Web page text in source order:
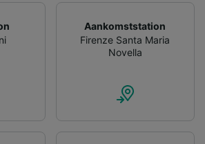
Aankomststation
Firenze Santa Maria
Novella